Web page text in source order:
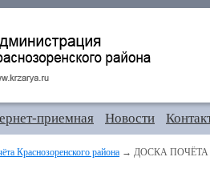
приемная Новости
Краснозоренского района → ДОСКА ПОЧЁТА